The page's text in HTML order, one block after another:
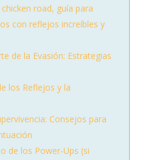
road, guía para
con reflejos increíbles y
de la Evasión: Estrategias
los Reflejos y la
Consejos para
de los Power-Ups (si